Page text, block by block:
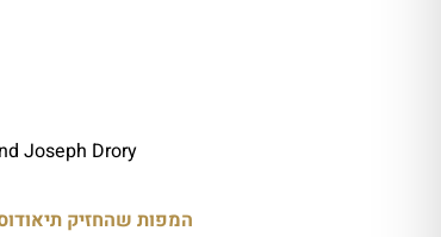
Joseph Drory
המפות שהחזיק